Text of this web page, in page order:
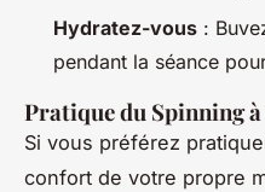
Hydratez-vous :
pendant la séance
Pratique du Spinning
Si vous préférez
confort de votre propre